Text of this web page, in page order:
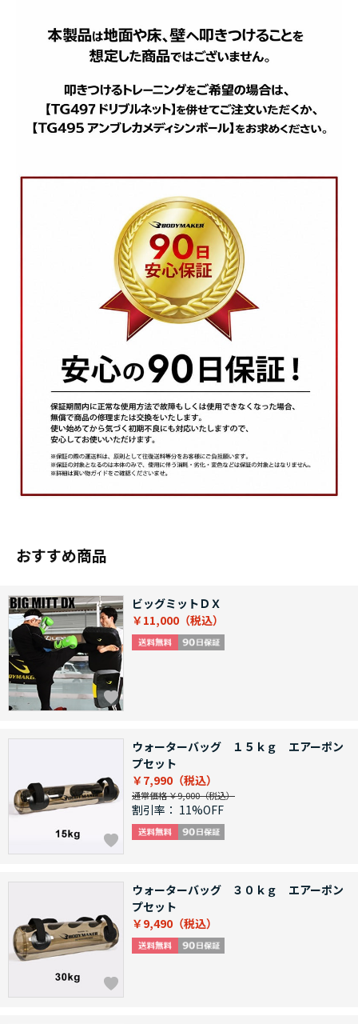
おすすめ商品
ビッグミットＤＸ
￥11,000
ウォーターバッグ １５ｋｇ エアーポン
プセット
￥7,990
通常価格 ￥9,000
割引率： 11%OFF
ウォーターバッグ ３０ｋｇ エアーポン
プセット
￥9,490